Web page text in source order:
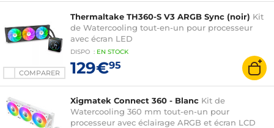
COMPARER
Thermaltake TH360-S V3 ARGB Sync (noir) Kit
de Watercooling tout-en-un pour processeur
avec écran LED
DISPO : EN STOCK
129€95
Xigmatek Connect 360 - Blanc Kit de
Watercooling 360 mm tout-en-un pour
processeur avec éclairage ARGB et écran LCD